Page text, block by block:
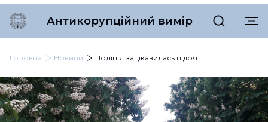
Антикорупційний вимір
Головна Новини Поліція зацікавилась підрядницею, яка споруджувала укриття для сільської школи в Березівському районі